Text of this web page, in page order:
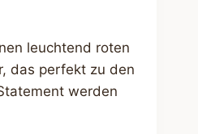
leuchtend roten
das perfekt zu den
werden